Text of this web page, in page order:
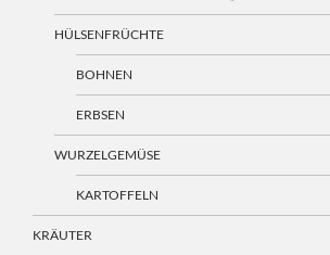
HÜLSENFRÜCHTE
BOHNEN
ERBSEN
WURZELGEMÜSE
KARTOFFELN
KRÄUTER